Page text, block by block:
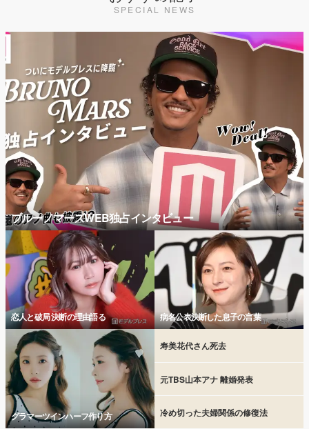
SPECIAL NEWS
ブルーノマーズWEB独占インタビュー
恋人と破局 決断の理由語る 病名公表決断した息子の言葉
グラマーツインハーフ作り方
寿美花代さん死去
元TBS山本アナ 離婚発表
冷め切った夫婦関係の修復法